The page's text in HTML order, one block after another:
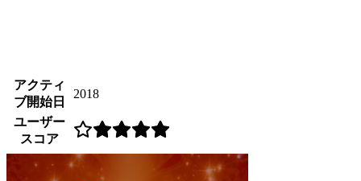
アクティ
ブ開始日
2018
ユーザー
スコア